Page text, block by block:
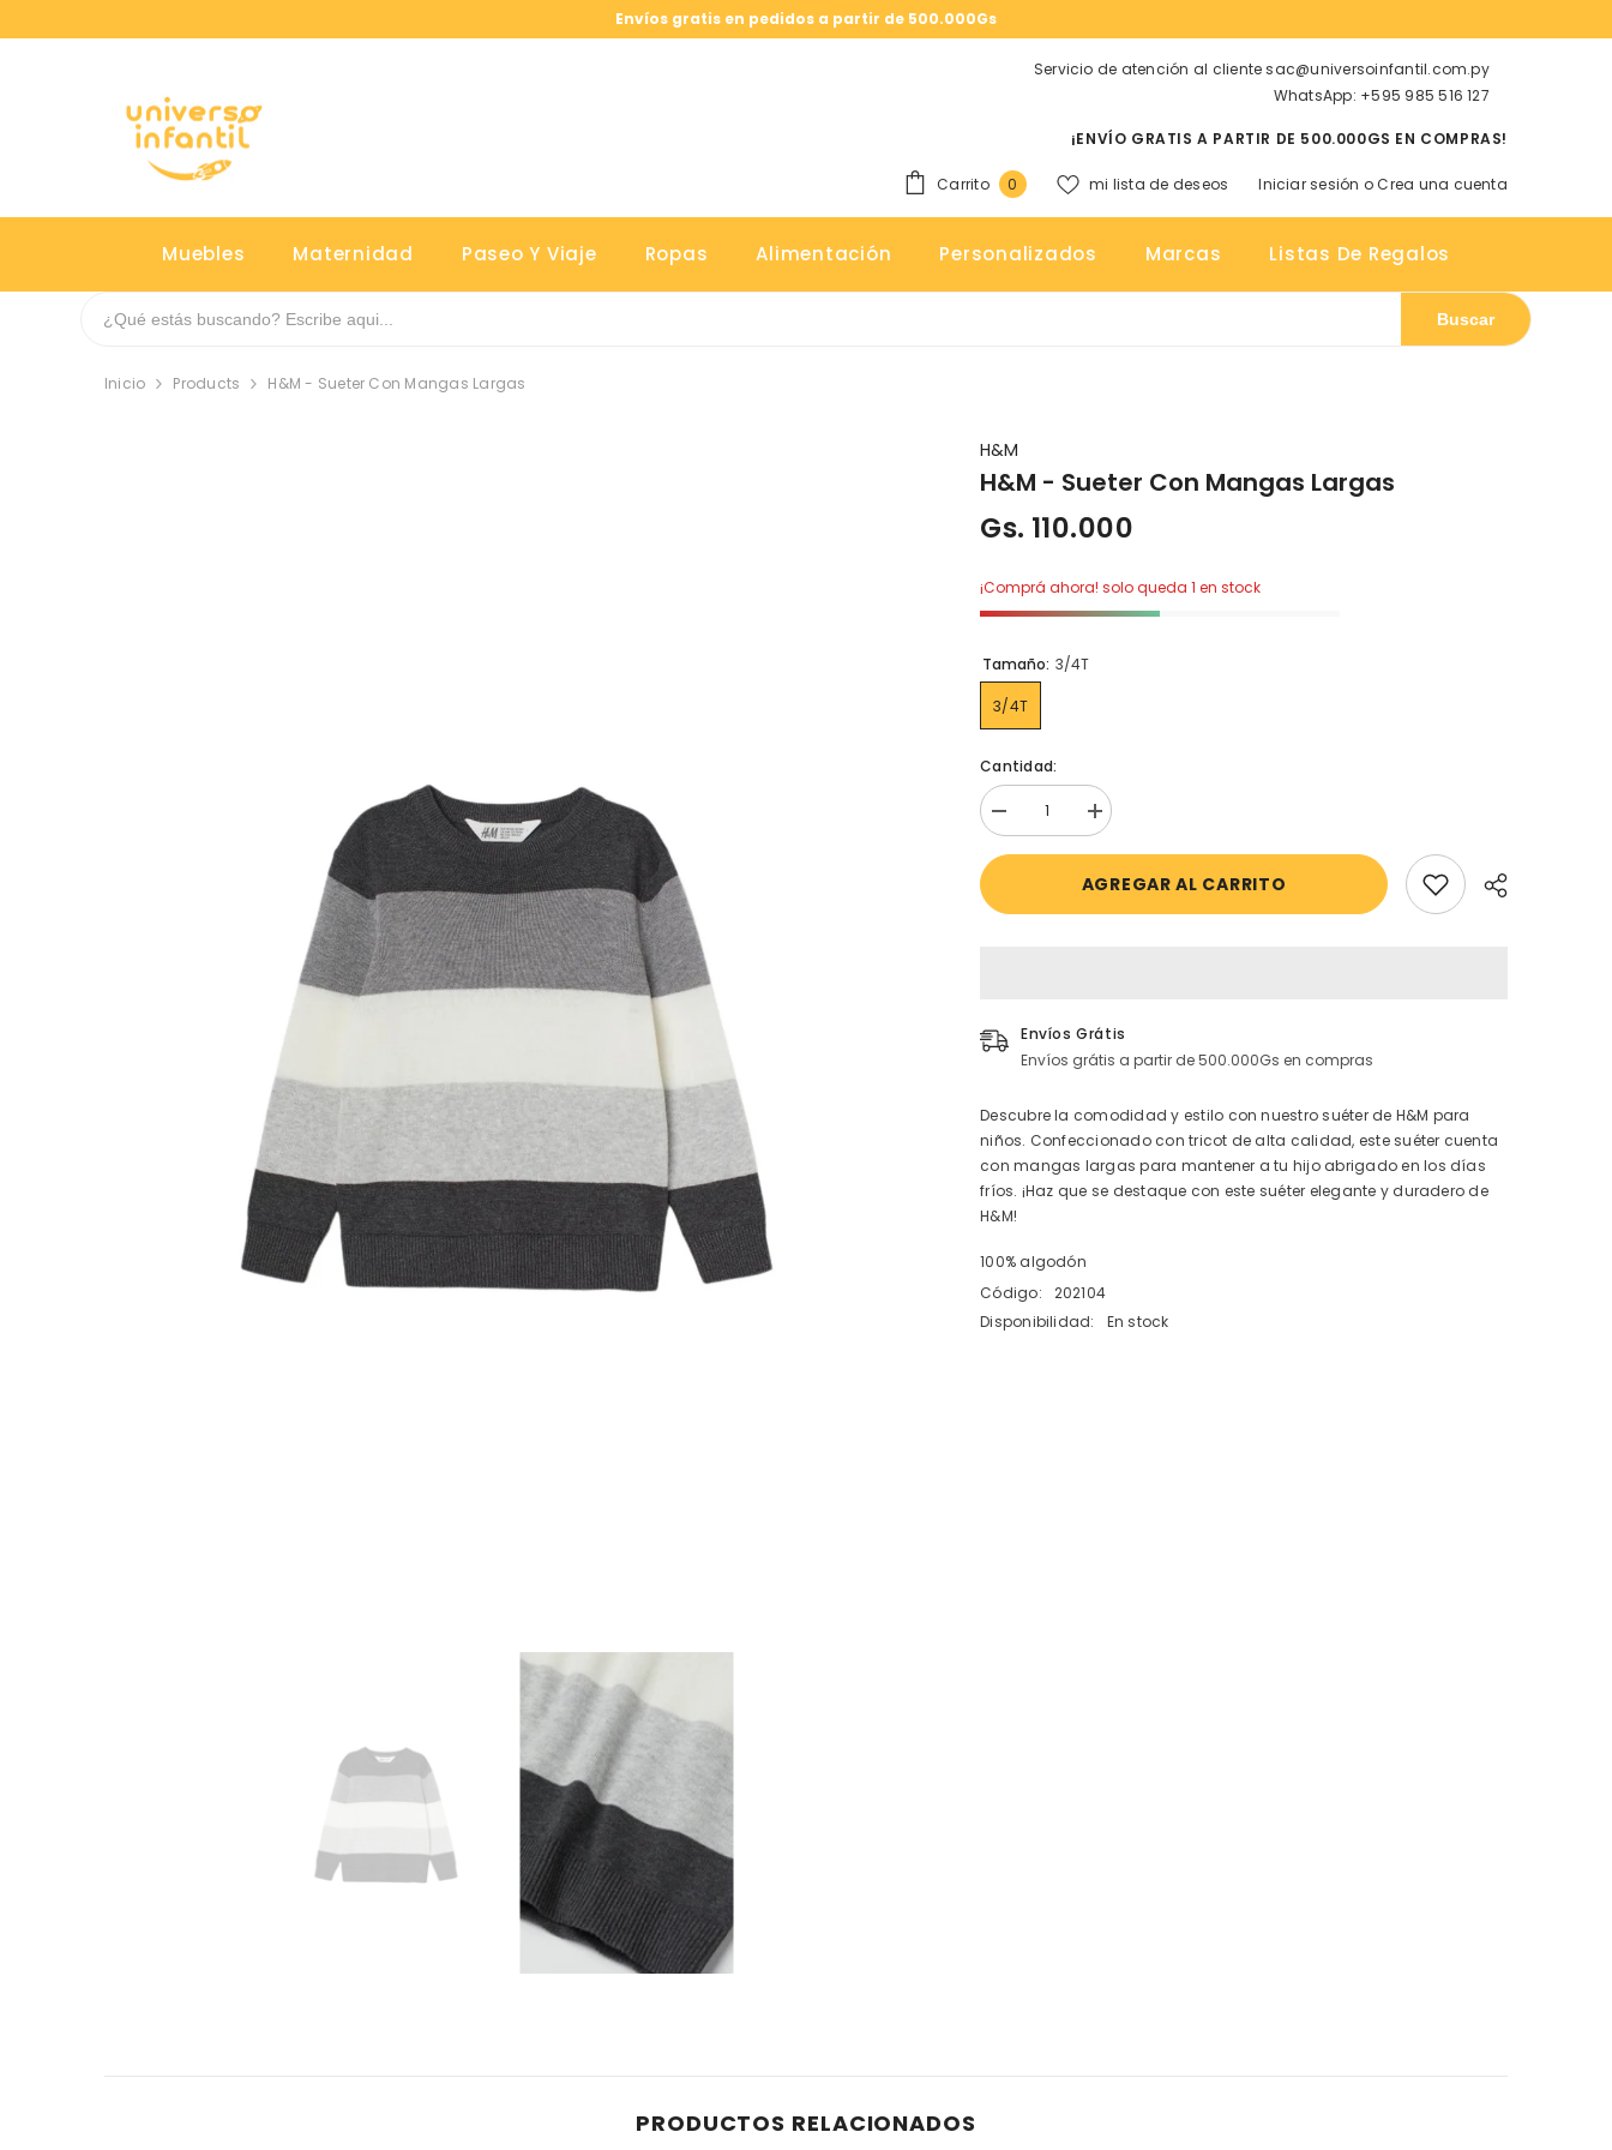
Envíos gratis en pedidos a partir de 500.000Gs
Servicio de atención al cliente sac@universoinfantil.com.py
WhatsApp: +595 985 516 127
¡ENVÍO GRATIS A PARTIR DE 500.000GS EN COMPRAS!
Carrito 0 0
mi lista de deseos Iniciar sesión oCrea una cuenta
Muebles Maternidad Paseo Y Viaje Ropas Alimentación Personalizados Marcas Listas De Regalos
Buscar
Inicio Products H&M - Sueter Con Mangas Largas
H&M
H&M - Sueter Con Mangas Largas
Gs. 110.000
¡Comprá ahora! solo queda 1 en stock
Tamaño: 3/4T
3/4T
Cantidad:
Disminuir
cantidad
para
Sueter
aumentar
la
cantidad
H&amp;M
AGREGAR AL CARRITO
Envíos Grátis
Envíos grátis a partir de 500.000Gs en compras
Descubre la comodidad y estilo con nuestro suéter de H&M para
niños. Confeccionado con tricot de alta calidad, este suéter cuenta
con mangas largas para mantener a tu hijo abrigado en los días
fríos. ¡Haz que se destaque con este suéter elegante y duradero de
H&M!
100% algodón
Código:
202104
Disponibilidad:
En stock
PRODUCTOS RELACIONADOS